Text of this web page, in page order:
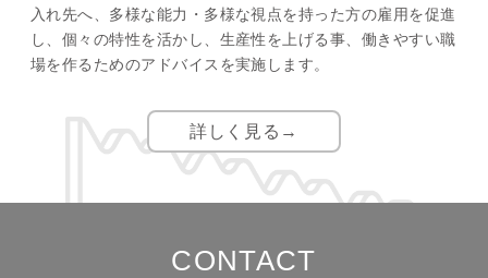
入れ先へ、多様な能力・多様な視点を持った方の雇用を促進
し、個々の特性を活かし、生産性を上げる事、働きやすい職
場を作るためのアドバイスを実施します。
詳しく見る→
CONTACT